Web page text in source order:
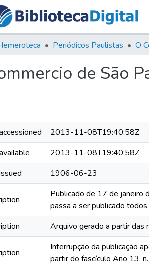
Periódicos Paulistas O
de São
2013-11-08T19:40:58Z
2013-11-08T19:40:58Z
1906-06-23
Publicado de 17 de janeiro
passa a ser publicado todos
Arquivo gerado a partir das
Interrupção da publicação
partir do fascículo Ano 13,